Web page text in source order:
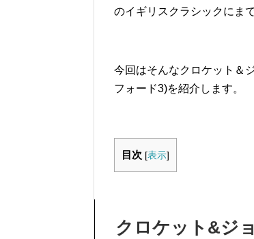
のイギリスクラシックにま
今回はそんなクロケット＆
フォード3)を紹介します。
目次 [表示]
クロケット&ジ